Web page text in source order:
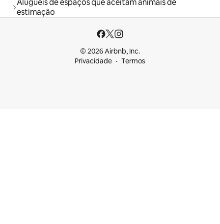
Aluguéis de espaços que aceitam animais de
estimação
© 2026 Airbnb, Inc.
Privacidade
Termos